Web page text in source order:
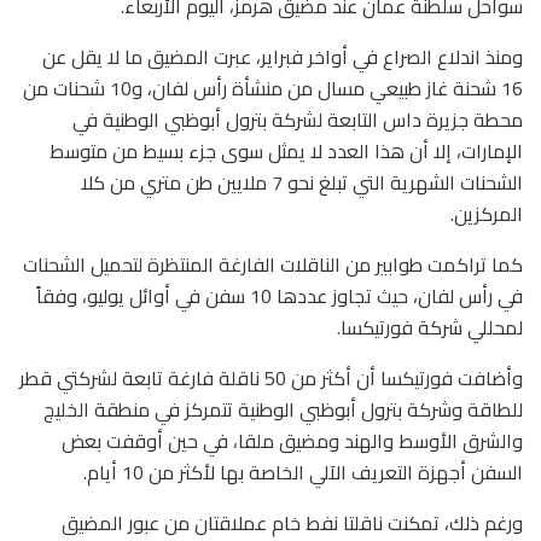
ومنذ اندلاع الصراع في أواخر فبراير، عبرت المضيق ما لا يقل عن
16 شحنة غاز طبيعي مسال من منشأة رأس لفان، و10 شحنات من
محطة جزيرة داس التابعة لشركة بترول أبوظبي الوطنية في
الإمارات، إلا أن هذا العدد لا يمثل سوى جزء بسيط من متوسط
الشحنات الشهرية التي تبلغ نحو 7 ملايين طن متري من كلا
المركزين.
كما تراكمت طوابير من الناقلات الفارغة المنتظرة لتحميل الشحنات
في رأس لفان، حيث تجاوز عددها 10 سفن في أوائل يوليو، وفقاً
لمحللي شركة فورتيكسا.
وأضافت فورتيكسا أن أكثر من 50 ناقلة فارغة تابعة لشركتي قطر
للطاقة وشركة بترول أبوظبي الوطنية تتمركز في منطقة الخليج
والشرق الأوسط والهند ومضيق ملقا، في حين أوقفت بعض
السفن أجهزة التعريف الآلي الخاصة بها لأكثر من 10 أيام.
ورغم ذلك، تمكنت ناقلتا نفط خام عملاقتان من عبور المضيق